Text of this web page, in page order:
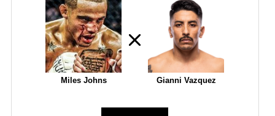
Miles Johns Gianni Vazquez